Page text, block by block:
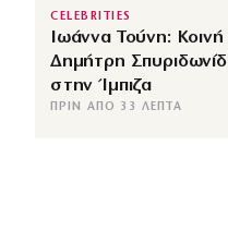
CELEBRITIES
Ιωάννα Τούνη:
Δημήτρη
στην Ίμπιζα
ΠΡΙΝ ΑΠΌ 33 ΛΕΠΤΆ